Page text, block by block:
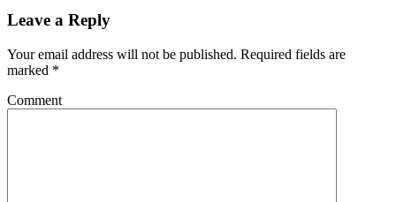
Leave a Reply
Your email address will not be published. Required fields are
marked *
Comment